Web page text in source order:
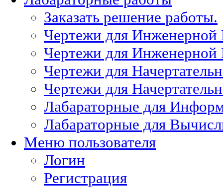
Заказать решение работы.
Чертежи для
Чертежи для
Чертежи для
Чертежи для
Лабараторные для
Лабараторные для
Меню пользователя
Логин
Регистрация